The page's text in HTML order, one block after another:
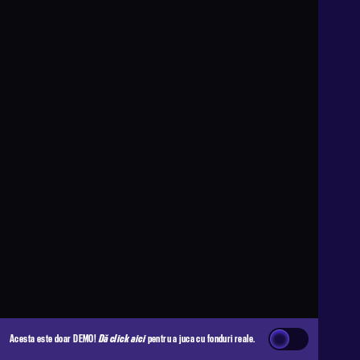
Acesta este doar DEMO!Dă click aicipentru a juca cu fonduri reale.